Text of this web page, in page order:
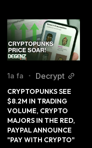
1a fa • Decrypt
CRYPTOPUNKS SEE
$8.2M IN TRADING
VOLUME, CRYPTO
MAJORS IN THE RED,
PAYPAL ANNOUNCE
"PAY WITH CRYPTO"